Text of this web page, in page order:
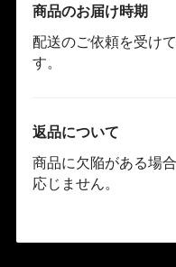
商品のお届け時期
配送のご依頼を受け
す。
返品について
商品に欠陥がある場
応じません。